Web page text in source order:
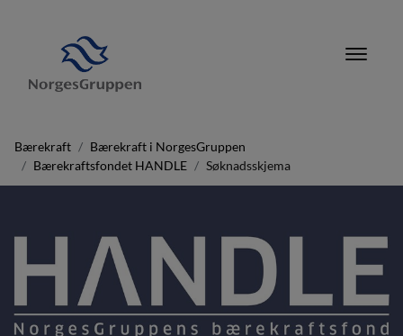
Bærekraft
Bærekraft i NorgesGruppen
Bærekraftsfondet HANDLE
Søknadsskjema